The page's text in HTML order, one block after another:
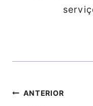
Navegação
ANTERIOR